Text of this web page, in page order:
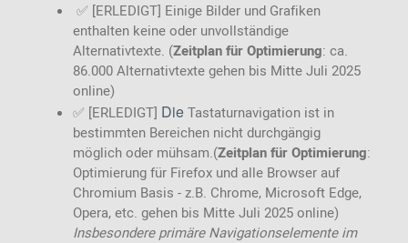
✅ [ERLEDIGT] Einige Bilder und Grafiken
enthalten keine oder unvollständige
Alternativtexte. (Zeitplan für Optimierung: ca.
86.000 Alternativtexte gehen bis Mitte Juli 2025
online)
✅ [ERLEDIGT] DieTastaturnavigation ist in
bestimmten Bereichen nicht durchgängig
möglich oder mühsam.(Zeitplan für Optimierung:
Optimierung für Firefox und alle Browser auf
Chromium Basis - z.B. Chrome, Microsoft Edge,
Opera, etc. gehen bis Mitte Juli 2025 online)
Insbesondere primäre Navigationselemente im